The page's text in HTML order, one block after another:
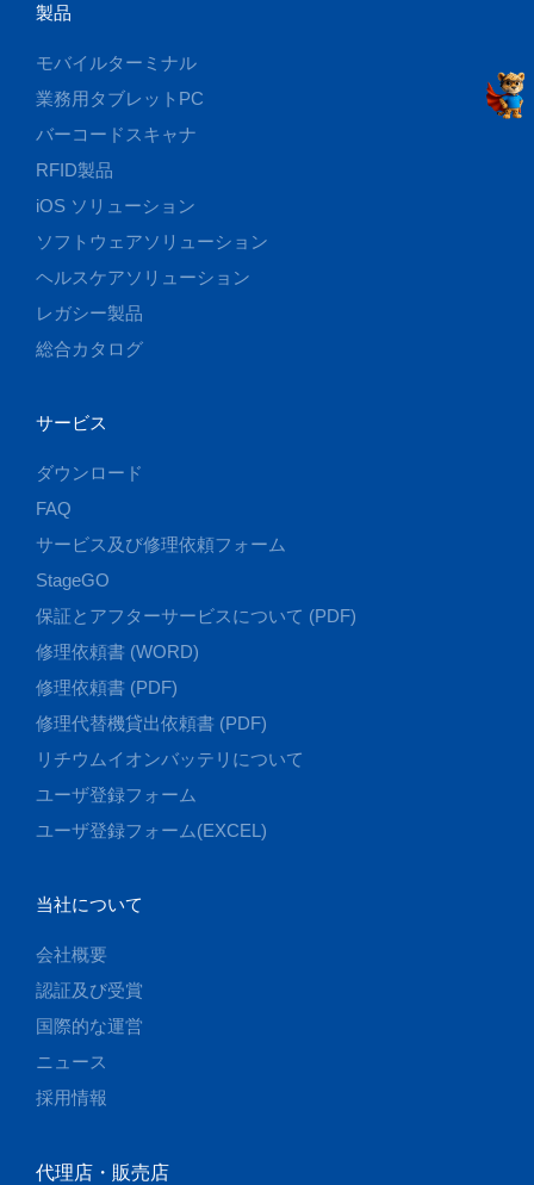
製品
モバイルターミナル
業務用タブレットPC
バーコードスキャナ
RFID製品
iOS ソリューション
ソフトウェアソリューション
ヘルスケアソリューション
レガシー製品
総合カタログ
サービス
ダウンロード
FAQ
サービス及び修理依頼フォーム
StageGO
保証とアフターサービスについて (PDF)
修理依頼書 (WORD)
修理依頼書 (PDF)
修理代替機貸出依頼書 (PDF)
リチウムイオンバッテリについて
ユーザ登録フォーム
ユーザ登録フォーム(EXCEL)
当社について
会社概要
認証及び受賞
国際的な運営
ニュース
採用情報
代理店・販売店